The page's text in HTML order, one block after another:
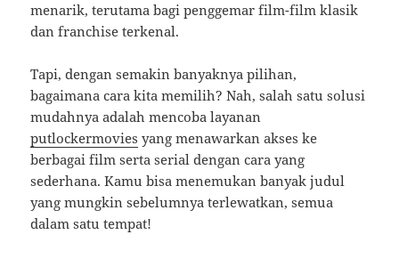
menarik, terutama bagi penggemar film-film klasik
dan franchise terkenal.
Tapi, dengan semakin banyaknya pilihan,
bagaimana cara kita memilih? Nah, salah satu solusi
mudahnya adalah mencoba layanan
putlockermovies yang menawarkan akses ke
berbagai film serta serial dengan cara yang
sederhana. Kamu bisa menemukan banyak judul
yang mungkin sebelumnya terlewatkan, semua
dalam satu tempat!